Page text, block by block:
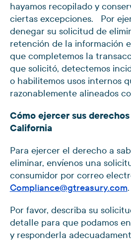
hayamos recopilado y
ciertas excepciones. Por
denegar su solicitud de
retención de la información
que completemos la
que solicitó, detectemos
o habilitemos usos internos
razonablemente alineados
Cómo ejercer sus
California
Para ejercer el derecho a
eliminar, envíenos una
consumidor por correo
Compliance@gtreasury.com.
Por favor, describa su
detalle para que podamos
y responderla